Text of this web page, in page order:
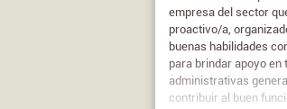
empresa del sector
proactivo/a,
buenas habilidades
para brindar apoyo en
administrativas
contribuir al buen